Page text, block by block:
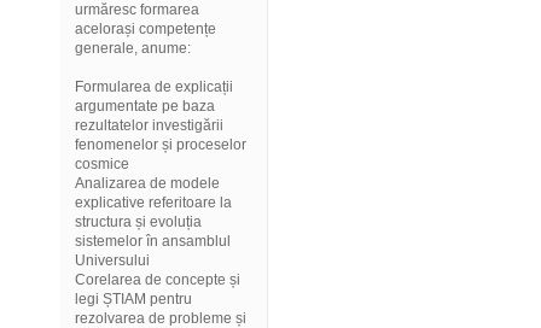
urmăresc formarea
acelorași competențe
generale, anume:
Formularea de explicații
argumentate pe baza
rezultatelor investigării
fenomenelor și proceselor
cosmice
Analizarea de modele
explicative referitoare la
structura și evoluția
sistemelor în ansamblul
Universului
Corelarea de concepte și
legi ȘTIAM pentru
rezolvarea de probleme și